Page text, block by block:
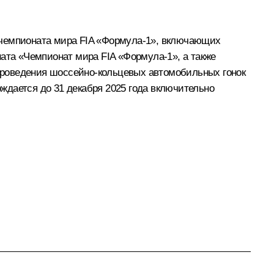
мира FIA «Формула-1», включающих
«Чемпионат мира FIA «Формула-1», а также
шоссейно-кольцевых автомобильных гонок
до 31 декабря 2025 года включительно